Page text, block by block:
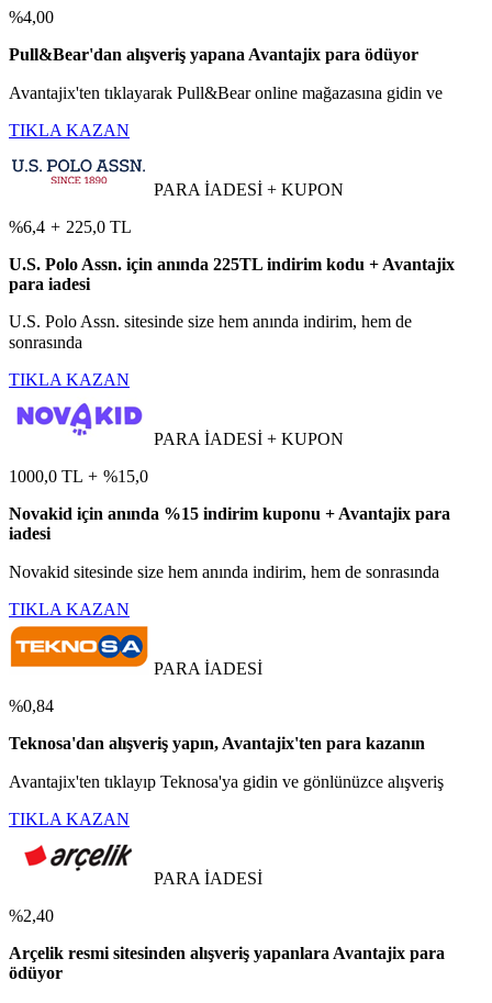
%4,00
Pull&Bear'dan alışveriş yapana Avantajix para ödüyor
Avantajix'ten tıklayarak Pull&Bear online mağazasına gidin ve
TIKLA KAZAN
PARA İADESİ + KUPON
%6,4 + 225,0 TL
U.S. Polo Assn. için anında 225TL indirim kodu + Avantajix
para iadesi
U.S. Polo Assn. sitesinde size hem anında indirim, hem de
sonrasında
TIKLA KAZAN
PARA İADESİ + KUPON
1000,0 TL + %15,0
Novakid için anında %15 indirim kuponu + Avantajix para
iadesi
Novakid sitesinde size hem anında indirim, hem de sonrasında
TIKLA KAZAN
PARA İADESİ
%0,84
Teknosa'dan alışveriş yapın, Avantajix'ten para kazanın
Avantajix'ten tıklayıp Teknosa'ya gidin ve gönlünüzce alışveriş
TIKLA KAZAN
PARA İADESİ
%2,40
Arçelik resmi sitesinden alışveriş yapanlara Avantajix para
ödüyor